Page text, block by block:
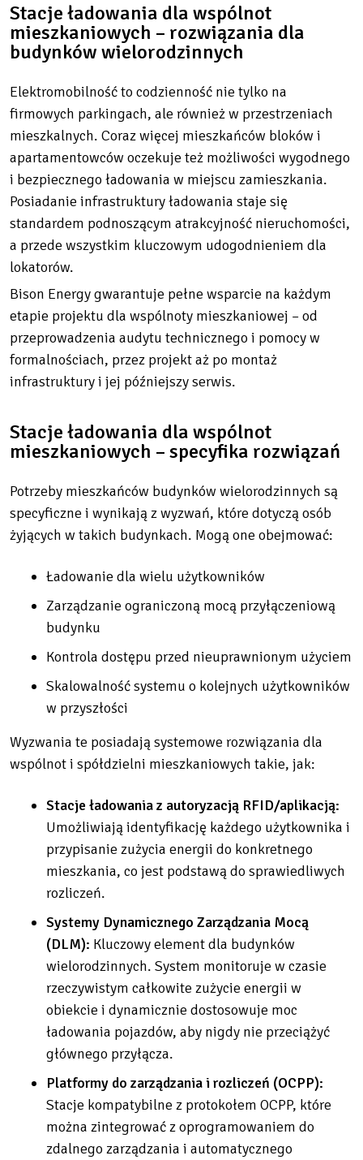
Stacje ładowania dla wspólnot
mieszkaniowych – rozwiązania dla
budynków wielorodzinnych
Elektromobilność to codzienność nie tylko na
firmowych parkingach, ale również w przestrzeniach
mieszkalnych. Coraz więcej mieszkańców bloków i
apartamentowców oczekuje też możliwości wygodnego
i bezpiecznego ładowania w miejscu zamieszkania.
Posiadanie infrastruktury ładowania staje się
standardem podnoszącym atrakcyjność nieruchomości,
a przede wszystkim kluczowym udogodnieniem dla
lokatorów.
Bison Energy gwarantuje pełne wsparcie na każdym
etapie projektu dla wspólnoty mieszkaniowej – od
przeprowadzenia audytu technicznego i pomocy w
formalnościach, przez projekt aż po montaż
infrastruktury i jej późniejszy serwis.
Stacje ładowania dla wspólnot
mieszkaniowych – specyfika rozwiązań
Potrzeby mieszkańców budynków wielorodzinnych są
specyficzne i wynikają z wyzwań, które dotyczą osób
żyjących w takich budynkach. Mogą one obejmować:
Ładowanie dla wielu użytkowników
Zarządzanie ograniczoną mocą przyłączeniową
budynku
Kontrola dostępu przed nieuprawnionym użyciem
Skalowalność systemu o kolejnych użytkowników
w przyszłości
Wyzwania te posiadają systemowe rozwiązania dla
wspólnot i spółdzielni mieszkaniowych takie, jak:
Stacje ładowania z autoryzacją RFID/aplikacją:
Umożliwiają identyfikację każdego użytkownika i
przypisanie zużycia energii do konkretnego
mieszkania, co jest podstawą do sprawiedliwych
rozliczeń.
Systemy Dynamicznego Zarządzania Mocą
(DLM): Kluczowy element dla budynków
wielorodzinnych. System monitoruje w czasie
rzeczywistym całkowite zużycie energii w
obiekcie i dynamicznie dostosowuje moc
ładowania pojazdów, aby nigdy nie przeciążyć
głównego przyłącza.
Platformy do zarządzania i rozliczeń (OCPP):
Stacje kompatybilne z protokołem OCPP, które
można zintegrować z oprogramowaniem do
zdalnego zarządzania i automatycznego